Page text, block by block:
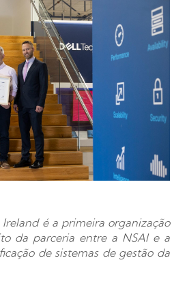
é a primeira organização
da parceria entre a NSAI e a
de sistemas de gestão da